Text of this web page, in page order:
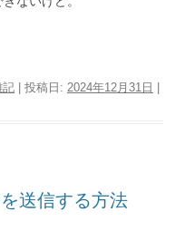
記 | 投稿日: 2024年12月31日
送信する方法